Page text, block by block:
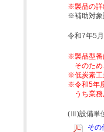
※製品の詳
※補助対象
令和7年5
※製品型番
そのた
※低炭素工
※令和5年
うち業
(Ⅲ)設備単
その